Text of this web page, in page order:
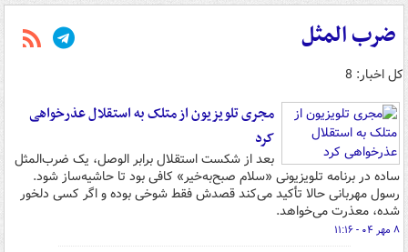
ضرب المثل
کل اخبار: 8
مجری تلویزیون از متلک به استقلال عذرخواهی
کرد
بعد از شکست استقلال برابر الوصل، یک ضرب‌المثل
ساده در برنامه تلویزیونی «سلام صبح‌به‌خیر» کافی بود تا حاشیه‌ساز شود.
رسول مهربانی حالا تأکید می‌کند قصدش فقط شوخی بوده و اگر کسی دلخور
شده، معذرت می‌خواهد.
۸ مهر ۰۴ - ۱۱:۱۶